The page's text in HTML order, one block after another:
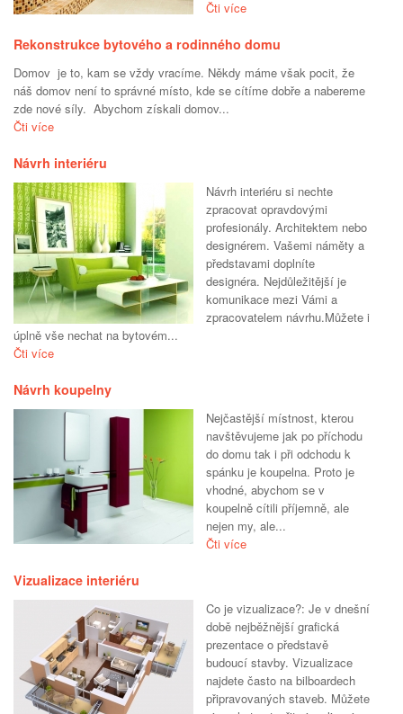
Čti více
Rekonstrukce bytového a rodinného domu
Domov je to, kam se vždy vracíme. Někdy máme však pocit, že
náš domov není to správné místo, kde se cítíme dobře a nabereme
zde nové síly. Abychom získali domov...
Čti více
Návrh interiéru
Návrh interiéru si nechte
zpracovat opravdovými
profesionály. Architektem nebo
designérem. Vašemi náměty a
představami doplníte
designéra. Nejdůležitější je
komunikace mezi Vámi a
zpracovatelem návrhu.Můžete i
úplně vše nechat na bytovém...
Čti více
Návrh koupelny
Nejčastější místnost, kterou
navštěvujeme jak po příchodu
do domu tak i při odchodu k
spánku je koupelna. Proto je
vhodné, abychom se v
koupelně cítili příjemně, ale
nejen my, ale...
Čti více
Vizualizace interiéru
Co je vizualizace?: Je v dnešní
době nejběžnější grafická
prezentace o představě
budoucí stavby. Vizualizace
najdete často na bilboardech
připravovaných staveb. Můžete